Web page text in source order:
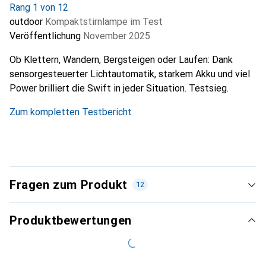
Rang 1 von 12
outdoor Kompaktstirnlampe im Test
Veröffentlichung November 2025
Ob Klettern, Wandern, Bergsteigen oder Laufen: Dank
sensorgesteuerter Lichtautomatik, starkem Akku und viel
Power brilliert die Swift in jeder Situation. Testsieg.
Zum kompletten Testbericht
Fragen zum Produkt 12
Produktbewertungen